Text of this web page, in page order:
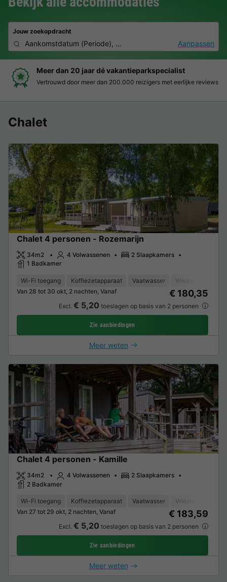
Jouw zoekopdracht
Aankomstdatum (Periode), 2 personen, 0 huisdierAanpassen
Boek eenvoudig en zonder stress
Duidelijke prijzen, moeiteloos boeken en veilige
Chalet
Chalet 4 personen - Rozemarijn
34m2 4 Volwassenen
2 Slaapkamers
1 Badkamer
Wi-Fi toegang Koffiezetapparaat Vaatwasser Vriezer
Van 28 tot 30 okt, 2 nachten, Vanaf
€ 180,35
Excl. € 5,20 toeslagen op basis van 2 personen
Zie aanbiedingen
Meer weten
Chalet 4 personen - Kamille
34m2 4 Volwassenen
2 Slaapkamers
2 Badkamer
Wi-Fi toegang Koffiezetapparaat Vaatwasser Vriezer
Van 27 tot 29 okt, 2 nachten, Vanaf
€ 183,59
Excl. € 5,20 toeslagen op basis van 2 personen
Zie aanbiedingen
Meer weten